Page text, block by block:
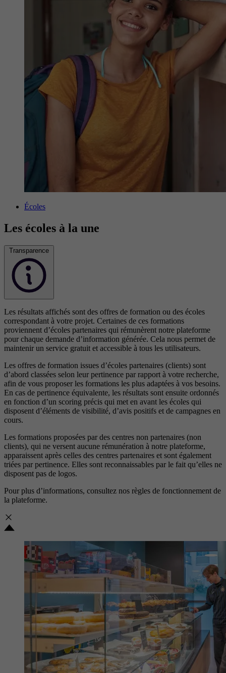
Écoles
Les écoles à la une
Transparence
Les résultats affichés sont des offres de formation ou des écoles
correspondant à votre projet. Certaines de ces formations
proviennent d’écoles partenaires qui rémunèrent notre plateforme
pour chaque demande d’information générée. Cela nous permet de
maintenir un service gratuit et accessible à tous les utilisateurs.
Les offres de formation issues d’écoles partenaires (clients) sont
d’abord classées selon leur pertinence par rapport à votre recherche,
afin de vous proposer les formations les plus adaptées à vos besoins.
En cas de pertinence équivalente, les résultats sont ensuite ordonnés
en fonction d’un scoring précis qui met en avant les écoles qui
disposent d’éléments de visibilité, d’avis positifs et de campagnes en
cours.
Les formations proposées par des centres non partenaires (non
clients), qui ne versent aucune rémunération à notre plateforme,
apparaissent après celles des centres partenaires et sont également
triées par pertinence. Elles sont reconnaissables par le fait qu’elles ne
disposent pas de logos.
Pour plus d’informations, consultez nos règles de fonctionnement de
la plateforme.